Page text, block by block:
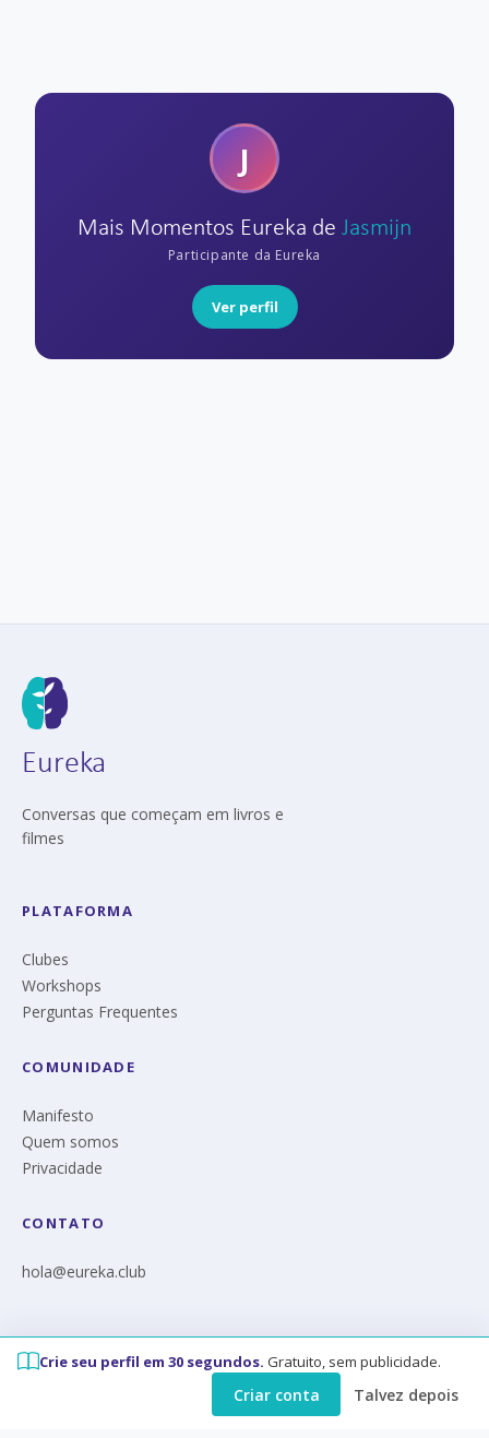
J
Mais Momentos Eureka de Jasmijn
Participante da Eureka
Ver perfil
Eureka
Conversas que começam em livros e
filmes
PLATAFORMA
Clubes
Workshops
Perguntas Frequentes
COMUNIDADE
Manifesto
Quem somos
Privacidade
CONTATO
hola@eureka.club
© Eureka 2026
Crie seu perfil em 30 segundos. Gratuito, sem publicidade.
Criar conta Talvez depois